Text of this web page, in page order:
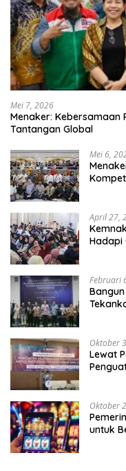
Mei 7, 2026
Menaker:
Tantangan Global
Mei 6,
April 27,
Hadapi
Februari
Oktober
Lewat
Oktober
untuk